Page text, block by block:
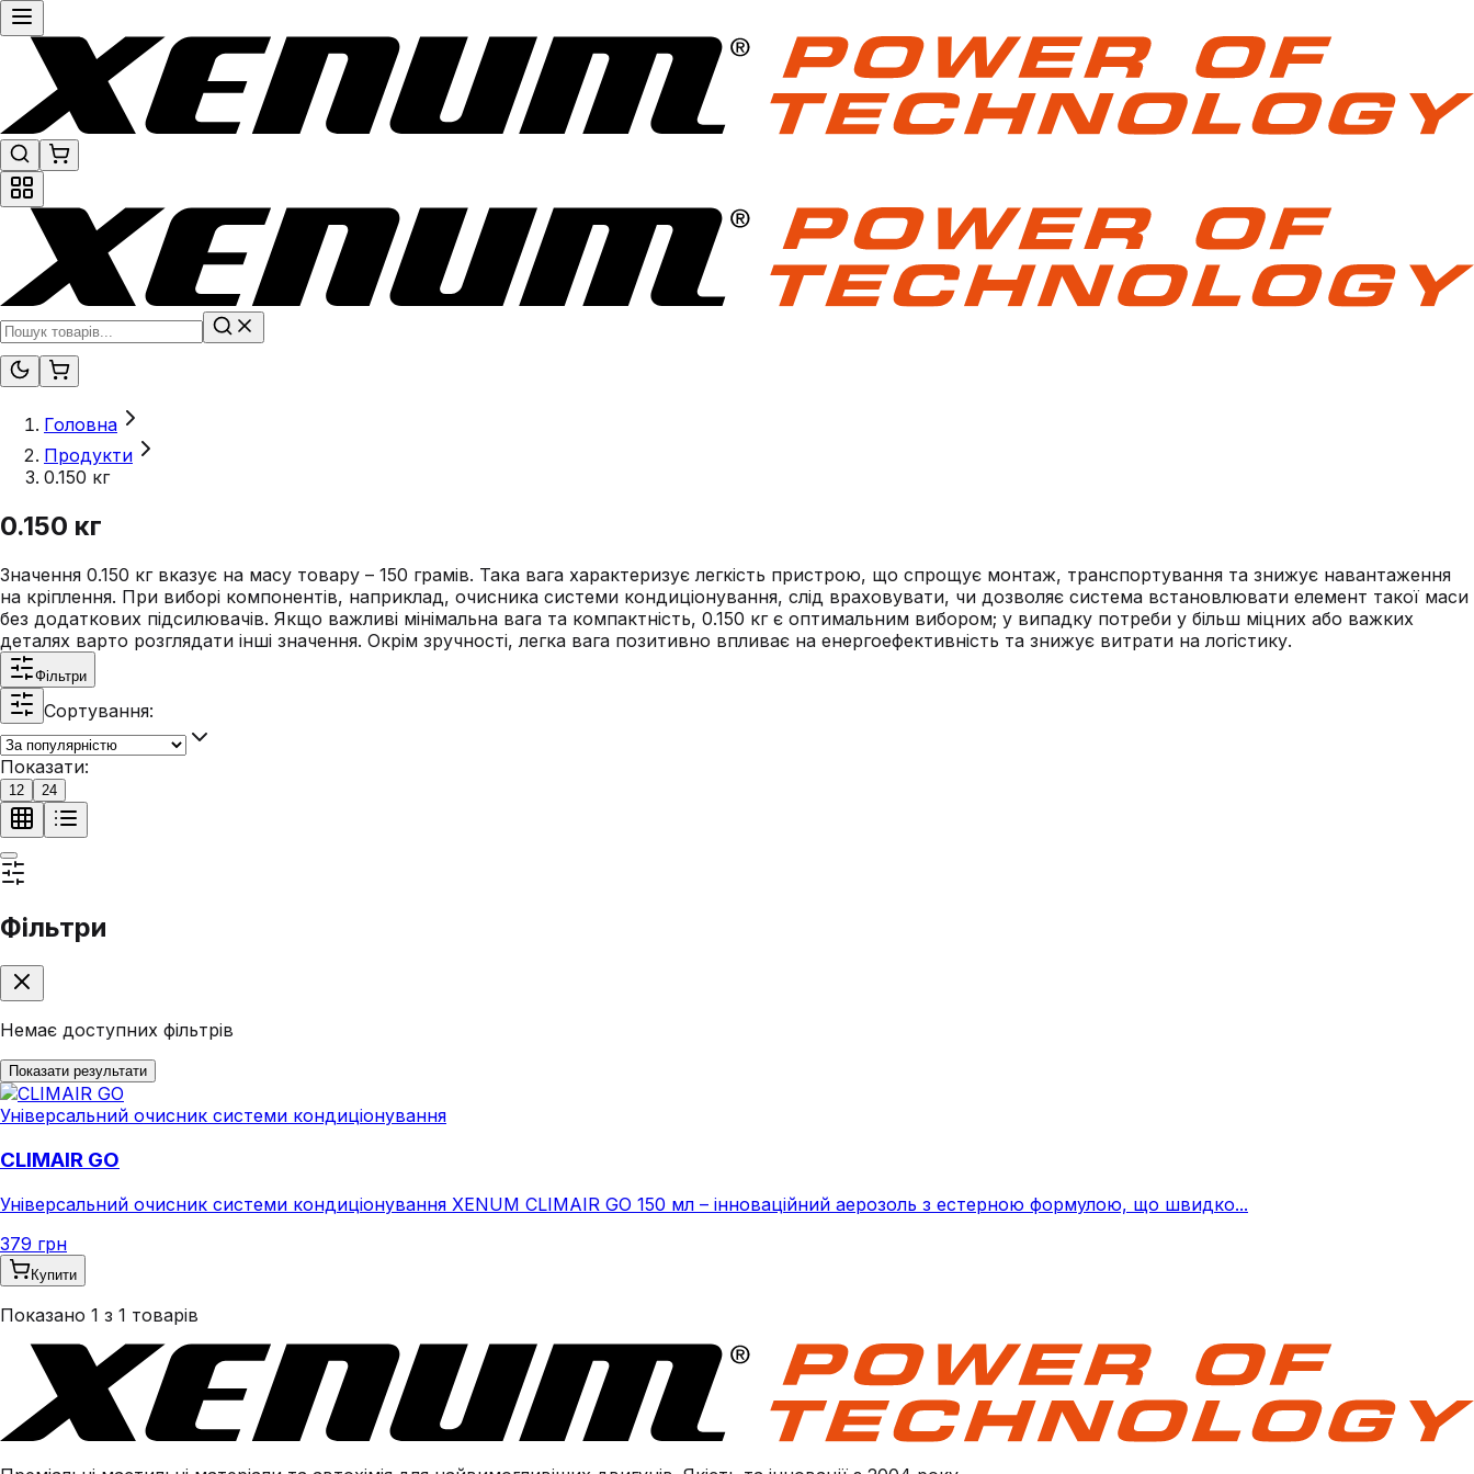
Головна
Продукти
0.150 кг
0.150 кг
Значення 0.150 кг вказує на масу товару – 150 грамів. Така вага характеризує легкість пристрою, що спрощує монтаж, транспортування та знижує навантаження
на кріплення. При виборі компонентів, наприклад, очисника системи кондиціонування, слід враховувати, чи дозволяє система встановлювати елемент такої маси
без додаткових підсилювачів. Якщо важливі мінімальна вага та компактність, 0.150 кг є оптимальним вибором; у випадку потреби у більш міцних або важких
деталях варто розглядати інші значення. Окрім зручності, легка вага позитивно впливає на енергоефективність та знижує витрати на логістику.
Фільтри
Сортування:
Показати:
12 24
Фільтри
Немає доступних фільтрів
Показати результати
Універсальний очисник системи кондиціонування
CLIMAIR GO
Універсальний очисник системи кондиціонування XENUM CLIMAIR GO 150 мл – інноваційний аерозоль з естерною формулою, що швидко...
379 грн
Купити
Показано 1 з 1 товарів